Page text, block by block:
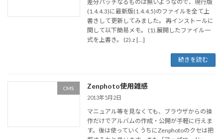
差分パッチなるものは無いようなので、現行版
(1.4.4.3)に最新版(1.4.4.5)のファイルを全て上
書きして更新してみました。 再インストールに
関して以下簡易メモ。 (1).展開したファイル一
式を上書き。 (2).z […]
続きを読む
CMS Zenphoto使用雑感
2013年5月2日
マニュアル等を見なくても、ブラウザからの操
作だけでアルバムの作成・公開が手軽に行えま
す。後は使っていくうちにZenphotoのクセは把